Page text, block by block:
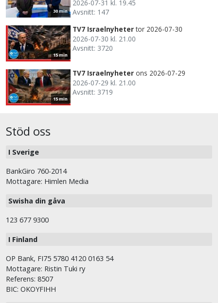
30 min
2026-07-31 kl. 19.45
Avsnitt: 147
15 min
TV7 Israelnyheter tor 2026-07-30
2026-07-30 kl. 21.00
Avsnitt: 3720
15 min
TV7 Israelnyheter ons 2026-07-29
2026-07-29 kl. 21.00
Avsnitt: 3719
Stöd oss
I Sverige
BankGiro 760-2014
Mottagare: Himlen Media
Swisha din gåva
123 677 9300
I Finland
OP Bank, FI75 5780 4120 0163 54
Mottagare: Ristin Tuki ry
Referens: 8507
BIC: OKOYFIHH